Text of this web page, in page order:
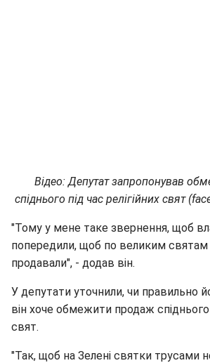
Відео: Депутат запропонував
спіднього під час релігійних свят
"Тому у мене таке звернення, щоб
попередили, щоб по великим святам
продавали", - додав він.
У депутати уточнили, чи правильно
він хоче обмежити продаж спіднього
свят.
"Так, щоб на Зелені святки трусами